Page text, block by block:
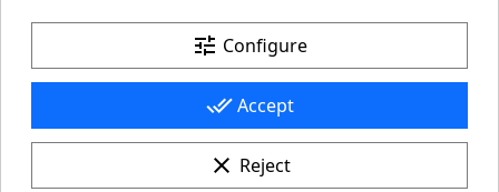
tune Configure
done_all Accept
clear Reject